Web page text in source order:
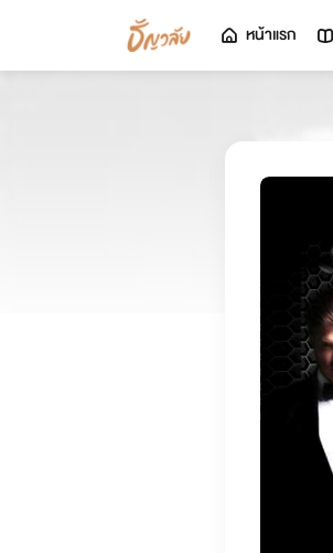
หน้าแรก